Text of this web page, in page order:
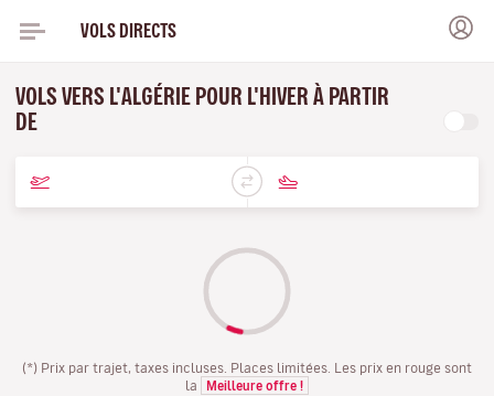
VOLS DIRECTS
VOLS VERS L'ALGÉRIE POUR L'HIVER À PARTIR
DE
(*) Prix par trajet, taxes incluses. Places limitées. Les prix en rouge sont
la
Meilleure offre !